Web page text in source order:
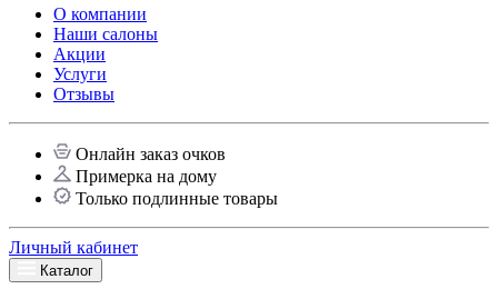
О компании
Наши салоны
Акции
Услуги
Отзывы
Онлайн заказ очков
Примерка на дому
Только подлинные товары
Личный кабинет
Каталог